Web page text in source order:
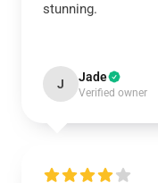
stunning.
J Jade
Verified owner